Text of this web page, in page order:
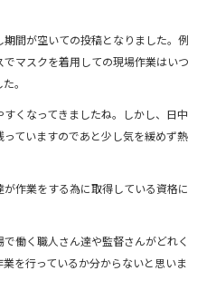
間が空いての投稿となりました。例
マスクを着用しての現場作業はいつ
。
くなってきましたね。しかし、日中
ていますのであと少し気を緩めず熱
作業をする為に取得している資格に
働く職人さん達や監督さんがどれく
を行っているか分からないと思いま